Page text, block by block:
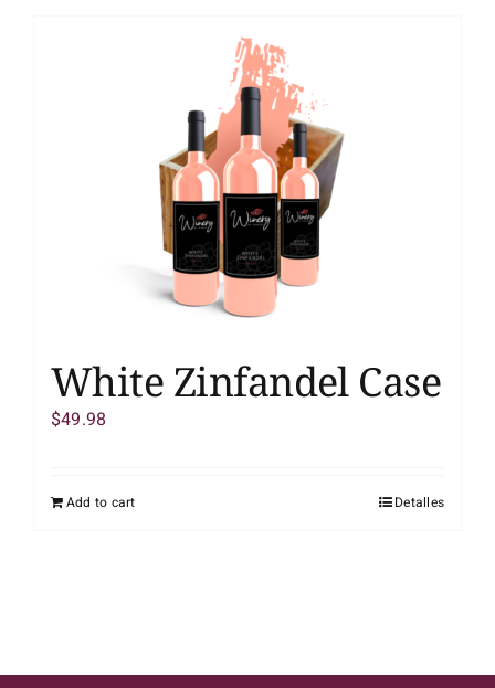
White Zinfandel Case
$49.98
Add to cart Detalles